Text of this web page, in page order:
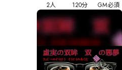
2人 120分 GM必須